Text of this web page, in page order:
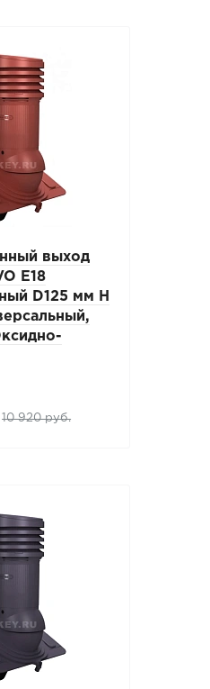
выход
E18
D125 мм Н
10 920 руб.